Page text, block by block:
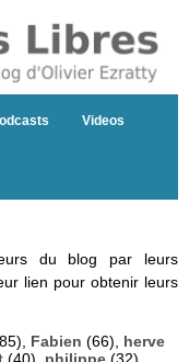
Videos
du blog par leurs
lien pour obtenir leurs
Fabien (66), herve